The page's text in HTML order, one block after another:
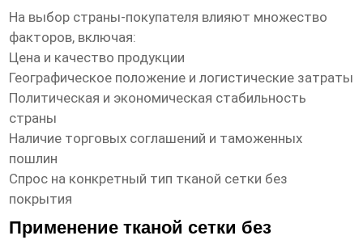
На выбор страны-покупателя влияют множество
факторов, включая:
Цена и качество продукции
Географическое положение и логистические затраты
Политическая и экономическая стабильность
страны
Наличие торговых соглашений и таможенных
пошлин
Спрос на конкретный тип тканой сетки без
покрытия
Применение тканой сетки без